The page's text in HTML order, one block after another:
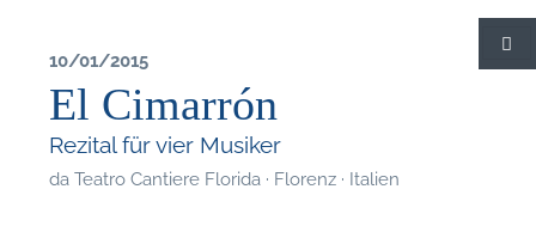
10/01/2015
El Cimarrón
Rezital für vier Musiker
daTeatro Cantiere Florida · Florenz · Italien